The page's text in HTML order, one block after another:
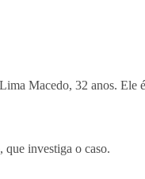
Macedo, 32 anos. Ele é
investiga o caso.